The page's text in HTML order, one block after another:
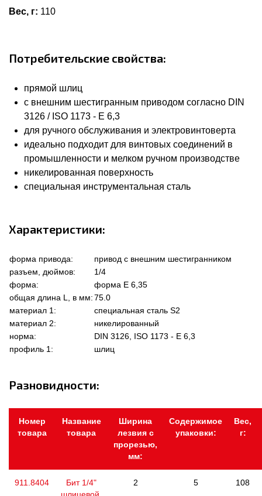
Вес, г: 110
Потребительские свойства:
прямой шлиц
с внешним шестигранным приводом согласно DIN
3126 / ISO 1173 - E 6,3
для ручного обслуживания и электровинтоверта
идеально подходит для винтовых соединений в
промышленности и мелком ручном производстве
никелированная поверхность
специальная инструментальная сталь
Характеристики:
форма привода:
привод с внешним шестигранником
разъем, дюймов:
1/4
форма:
форма Е 6,35
общая длина L, в мм:75.0
материал 1:
специальная сталь S2
материал 2:
никелированный
норма:
DIN 3126, ISO 1173 - E 6,3
профиль 1:
шлиц
Разновидности:
Номер
товара
Название
товара
Ширина
лезвия с
прорезью,
мм:
Содержимое
упаковки:
Вес,
г:
911.8404
Бит 1/4"
2 5 108